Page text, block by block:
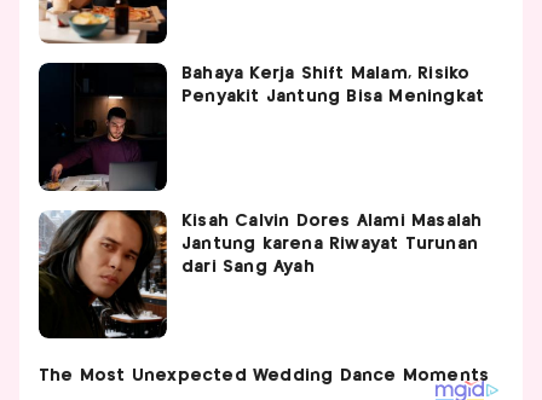
Bahaya Kerja Shift Malam, Risiko
Penyakit Jantung Bisa Meningkat
Kisah Calvin Dores Alami Masalah
Jantung karena Riwayat Turunan
dari Sang Ayah